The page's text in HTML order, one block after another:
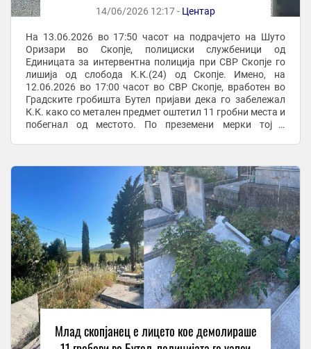
14/06/2026 12:17 - Центар
На 13.06.2026 во 17:50 часот на подрачјето на Шуто
Оризари во Скопје, полициски службеници од
Единицата за интервентна полиција при СВР Скопје го
лишија од слобода К.К.(24) од Скопје. Имено, на
12.06.2026 во 17:00 часот во СВР Скопје, вработен во
Градските гробишта Бутел пријави дека го забележал
К.К. како со метален предмет оштетил 11 гробни места и
побегнал од местото. По преземени мерки тој е
Млад скопјанец е лицето кое демолираше